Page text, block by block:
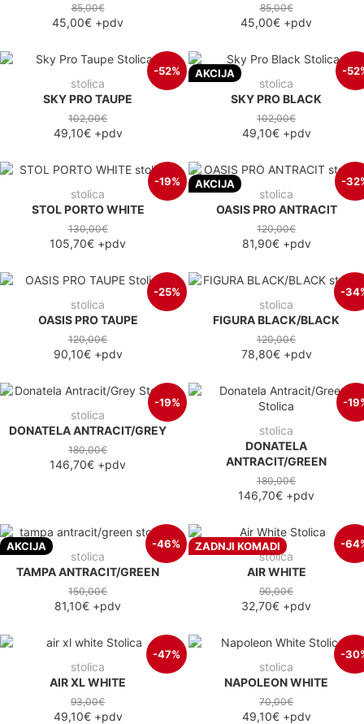
85,00€
45,00€ +pdv
85,00€
45,00€ +pdv
-52%
stolica
SKY PRO TAUPE
102,00€
49,10€+pdv
AKCIJA -
stolica
SKY PRO BLACK
102,00€
49,10€+pdv
-19%
stolica
STOL PORTO WHITE
130,00€
105,70€ +pdv
AKCIJA -
stolica
OASIS PRO ANTRACIT
120,00€
81,90€+pdv
-25%
stolica
OASIS PRO TAUPE
120,00€
90,10€+pdv
-
stolica
FIGURA BLACK/BLACK
120,00€
78,80€+pdv
-19%
stolica
DONATELA ANTRACIT/GREY
180,00€
146,70€ +pdv
-
stolica
DONATELA
ANTRACIT/GREEN
180,00€
146,70€ +pdv
AKCIJA -46%
stolica
TAMPA ANTRACIT/GREEN
150,00€
81,10€ +pdv
ZADNJI KOMADI -
stolica
AIR WHITE
90,00€
32,70€ +pdv
-47%
stolica
AIR XL WHITE
93,00€
49,10€+pdv
-
stolica
NAPOLEON WHITE
70,00€
49,10€+pdv